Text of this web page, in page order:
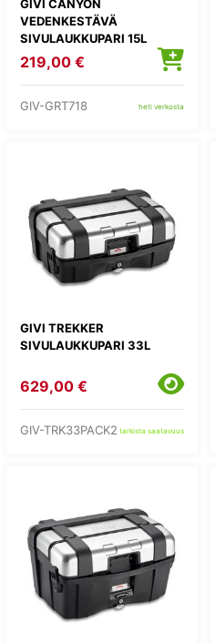
GIVI CANYON
VEDENKESTÄVÄ
SIVULAUKKUPARI 15L
219,00 €
GIV-GRT718 heti verkosta
GIVI TREKKER
SIVULAUKKUPARI 33L
629,00 €
GIV-TRK33PACK2 tarkista saatavuus